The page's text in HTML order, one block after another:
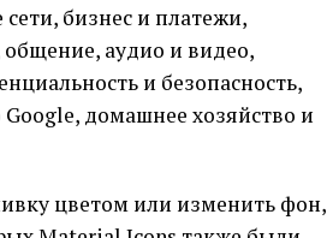
бизнес и платежи,
аудио и видео,
и безопасность,
домашнее хозяйство и
цветом или изменить фон,